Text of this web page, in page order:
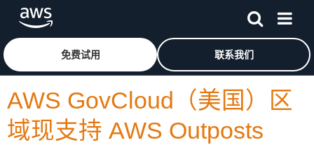
跳至主要内容
免费试用 联系我们
AWS GovCloud（美国）区
域现支持 AWS Outposts